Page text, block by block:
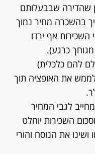
שהדירה שבבעלותם
בהשכרה מחיר נמוך
אף ירדו
כרגע).
להם כלכלית)
את האופציה תוך
לגבי המחיר
השכירות יוחלט
את הנוסח והורי